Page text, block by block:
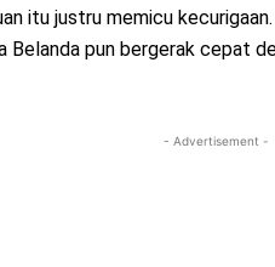
itu justru memicu
Belanda pun bergerak cepat
- Advertisement -